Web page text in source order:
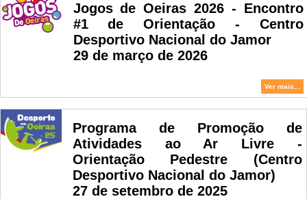
Jogos de Oeiras 2026 - Encontro
#1 de Orientação - Centro
Desportivo Nacional do Jamor
29 de março de 2026
Ver mais...
Programa de Promoção de
Atividades ao Ar Livre -
Orientação Pedestre (Centro
Desportivo Nacional do Jamor)
27 de setembro de 2025